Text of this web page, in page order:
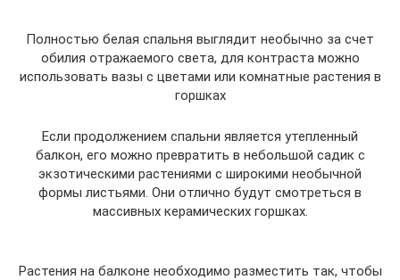
Полностью белая спальня выглядит необычно за счет
обилия отражаемого света, для контраста можно
использовать вазы с цветами или комнатные растения в
горшках
Если продолжением спальни является утепленный
балкон, его можно превратить в небольшой садик с
экзотическими растениями с широкими необычной
формы листьями. Они отлично будут смотреться в
массивных керамических горшках.
Растения на балконе необходимо разместить так, чтобы